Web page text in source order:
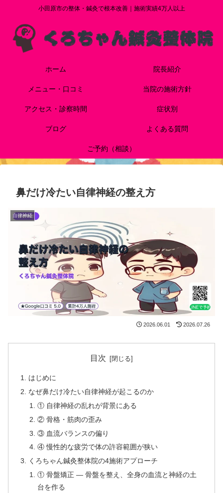
小田原市の整体・鍼灸で根本改善｜施術実績4万人以上
ホーム 院長紹介
メニュー・口コミ 当院の施術方針
アクセス・診察時間 症状別
ブログ よくある質問
ご予約（相談）
鼻だけ冷たい自律神経の整え方
自律神経
2026.06.01 2026.07.26
目次
はじめに
なぜ鼻だけ冷たい自律神経が起こるのか
① 自律神経の乱れが背景にある
② 骨格・筋肉の歪み
③ 血流バランスの偏り
④ 慢性的な疲労で体の許容範囲が狭い
くろちゃん鍼灸整体院の4施術アプローチ
① 骨盤矯正 — 骨盤を整え、全身の血流と神経の土
台を作る